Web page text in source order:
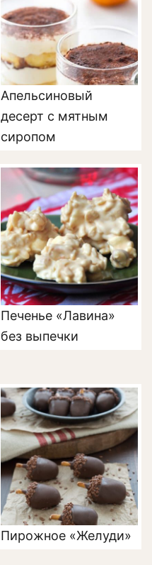
Апельсиновый
десерт с мятным
сиропом
Печенье «Лавина»
без выпечки
Пирожное «Желуди»